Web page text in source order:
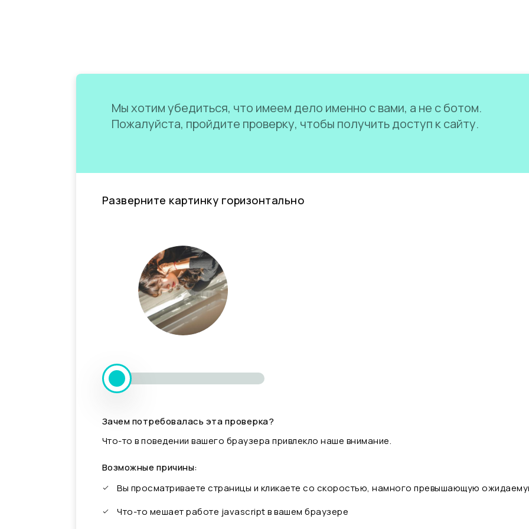
Мы хотим убедиться, что имеем дело именно с вами, а не с ботом.
Пожалуйста, пройдите проверку, чтобы получить доступ к сайту.
Разверните картинку горизонтально
Зачем потребовалась эта проверка?
Что-то в поведении вашего браузера привлекло наше внимание.
Возможные причины:
Вы просматриваете страницы и кликаете со скоростью, намного превышающую
Что-то мешает работе javascript в вашем браузере